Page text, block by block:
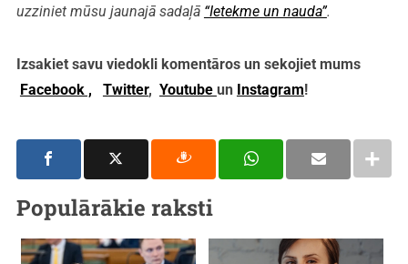
uzziniet mūsu jaunajā sadaļā “Ietekme un nauda”.
Izsakiet savu viedokli komentāros un sekojiet mums
Facebook ,
Twitter, Youtube un Instagram!
Populārākie raksti